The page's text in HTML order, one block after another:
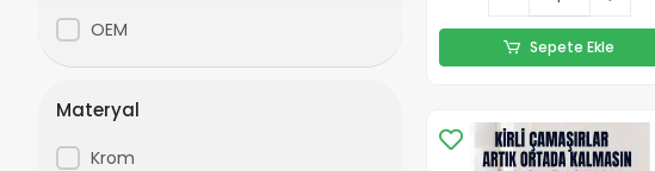
OEM
Materyal
Krom
Sepete Ekle